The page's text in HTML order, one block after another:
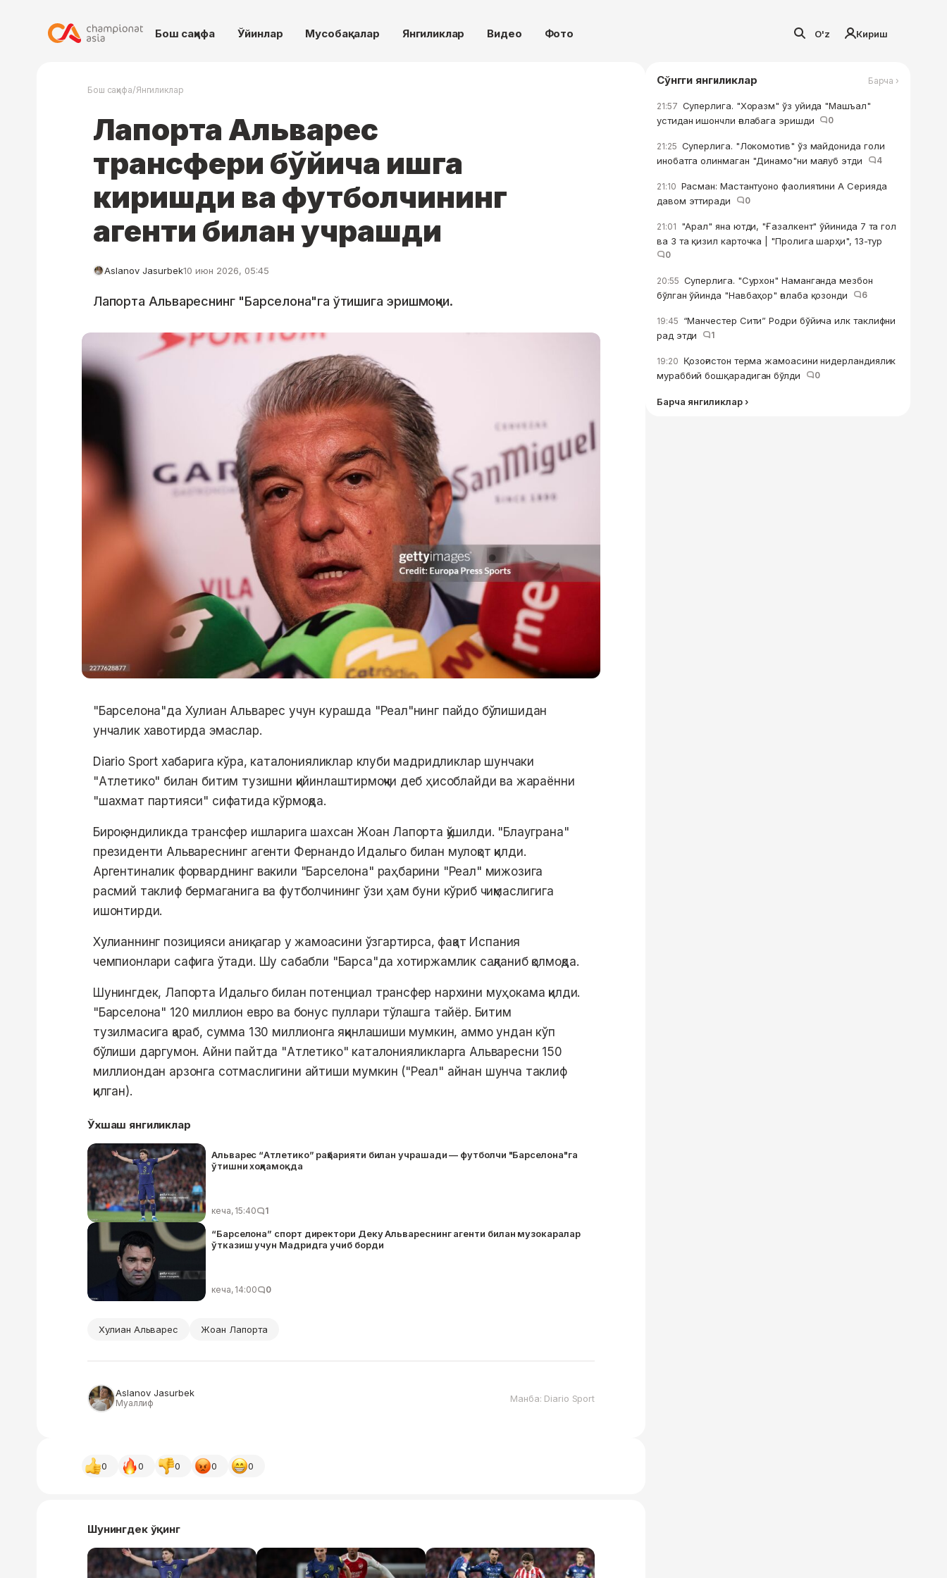
Бош саҳифа Ўйинлар Мусобақалар Янгиликлар Видео Фото O'z Кириш
Бош саҳифа/Янгиликлар
Лапорта Альварес
трансфери бўйича ишга
киришди ва футболчининг
агенти билан учрашди
Aslanov Jasurbek10 июн 2026, 05:45
Лапорта Альвареснинг "Барселона"га ўтишига эришмоқчи.
"Барселона"да Хулиан Альварес учун курашда "Реал"нинг пайдо бўлишидан
унчалик хавотирда эмаслар.
Diario Sport хабарига кўра, каталонияликлар клуби мадридликлар шунчаки
"Атлетико" билан битим тузишни қийинлаштирмоқчи деб ҳисоблайди ва жараённи
"шахмат партияси" сифатида кўрмоқда.
Бироқ эндиликда трансфер ишларига шахсан Жоан Лапорта қўшилди. "Блауграна"
президенти Альвареснинг агенти Фернандо Идальго билан мулоқот қилди.
Аргентиналик форварднинг вакили "Барселона" раҳбарини "Реал" мижозига
расмий таклиф бермаганига ва футболчининг ўзи ҳам буни кўриб чиқмаслигига
ишонтирди.
Хулианнинг позицияси аниқ: агар у жамоасини ўзгартирса, фақат Испания
чемпионлари сафига ўтади. Шу сабабли "Барса"да хотиржамлик сақланиб қолмоқда.
Шунингдек, Лапорта Идальго билан потенциал трансфер нархини муҳокама қилди.
"Барселона" 120 миллион евро ва бонус пуллари тўлашга тайёр. Битим
тузилмасига қараб, сумма 130 миллионга яқинлашиши мумкин, аммо ундан кўп
бўлиши даргумон. Айни пайтда "Атлетико" каталонияликларга Альваресни 150
миллиондан арзонга сотмаслигини айтиши мумкин ("Реал" айнан шунча таклиф
қилган).
Ўхшаш янгиликлар
Альварес “Атлетико” раҳбарияти билан учрашади — футболчи "Барселона"га
ўтишни хоҳламоқда
кеча, 15:40 1
“Барселона” спорт директори Деку Альвареснинг агенти билан музокаралар
ўтказиш учун Мадридга учиб борди
кеча, 14:00 0
Хулиан Альварес Жоан Лапорта
Aslanov Jasurbek
Муаллиф Манба: Diario Sport
0 0 0 0 0
Шунингдек ўқинг
Сўнгги янгиликлар Барча ›
21:57 Суперлига. "Хоразм" ўз уйида "Машъал"
устидан ишончли ғалабага эришди
0
21:25 Суперлига. "Локомотив" ўз майдонида голи
инобатга олинмаган "Динамо"ни мағлуб этди
4
21:10 Расман: Мастантуоно фаолиятини А Серияда
давом эттиради
0
21:01 "Арал" яна ютди, "Ғазалкент" ўйинида 7 та гол
ва 3 та қизил карточка | "Пролига шарҳи", 13-тур
0
20:55 Суперлига. "Сурхон" Наманганда мезбон
бўлган ўйинда "Навбаҳор" ғалаба қозонди
6
19:45 “Манчестер Сити” Родри бўйича илк таклифни
рад этди
1
19:20 Қозоғистон терма жамоасини нидерландиялик
мураббий бошқарадиган бўлди
0
Барча янгиликлар ›